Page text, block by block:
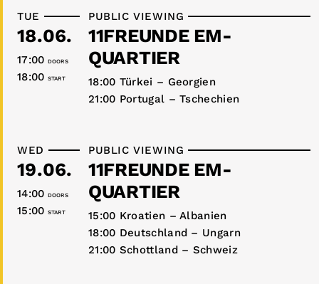
TUE
18.06.
DOORS
17:00
START
18:00
PUBLIC VIEWING
11FREUNDE EM-
QUARTIER
18:00 Türkei – Georgien
21:00 Portugal – Tschechien
WED
19.06.
DOORS
14:00
START
15:00
PUBLIC VIEWING
11FREUNDE EM-
QUARTIER
15:00 Kroatien – Albanien
18:00 Deutschland – Ungarn
21:00 Schottland – Schweiz